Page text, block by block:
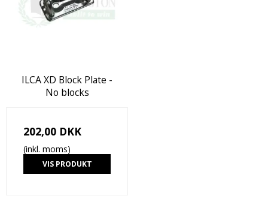
ILCA XD Block Plate -
No blocks
202,00 DKK
(inkl. moms)
VIS PRODUKT